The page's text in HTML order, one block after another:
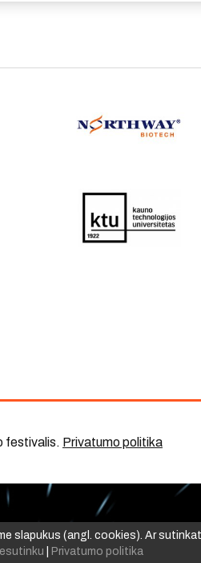
festivalis. Privatumo politika
(angl. cookies). Ar
Privatumo politika